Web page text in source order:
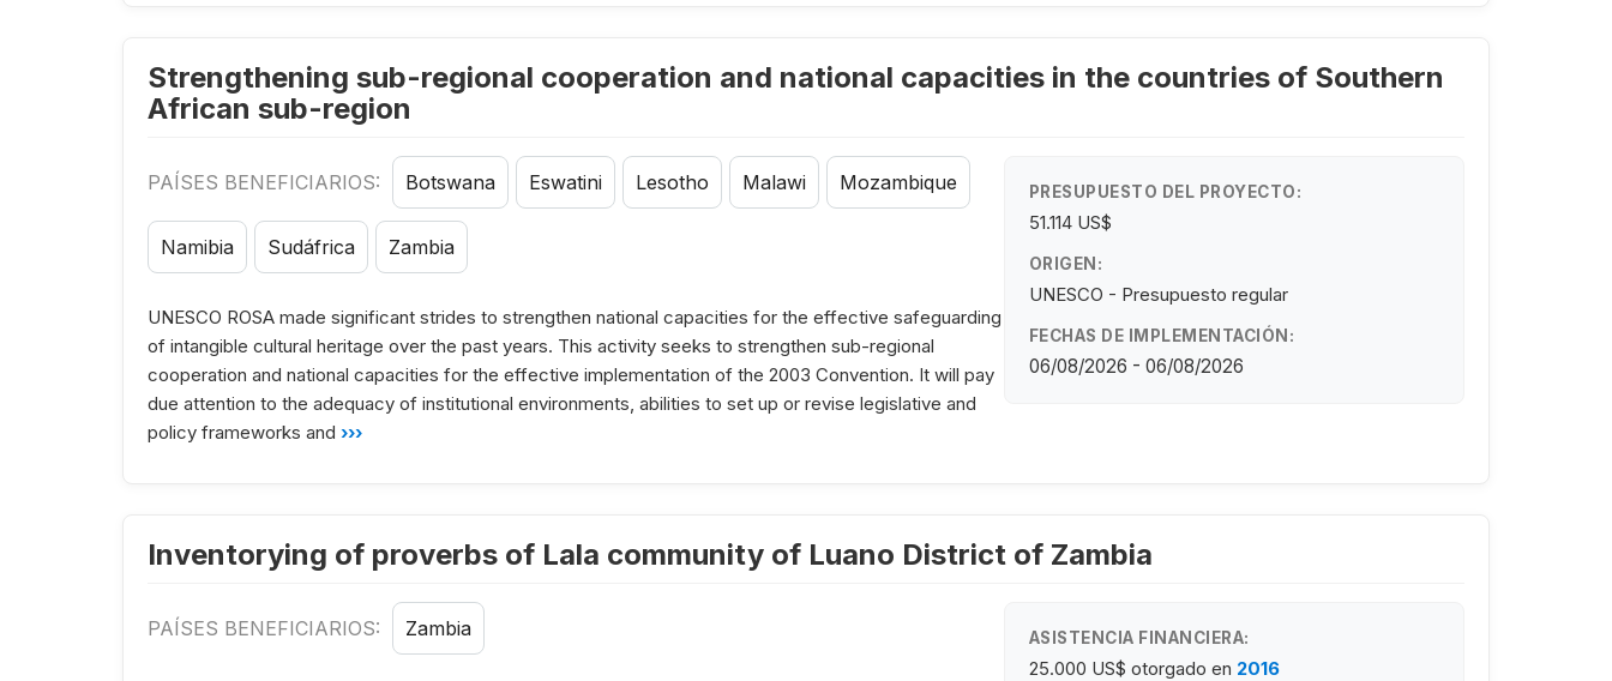
Strengthening sub-regional cooperation and national capacities in the countries of Southern
African sub-region
PAÍSES BENEFICIARIOS: Botswana Eswatini Lesotho Malawi Mozambique
Namibia Sudáfrica Zambia
UNESCO ROSA made significant strides to strengthen national capacities for the effective safeguarding
of intangible cultural heritage over the past years. This activity seeks to strengthen sub-regional
cooperation and national capacities for the effective implementation of the 2003 Convention. It will pay
due attention to the adequacy of institutional environments, abilities to set up or revise legislative and
policy frameworks and ›››
PRESUPUESTO DEL PROYECTO:
51.114 US$
ORIGEN:
UNESCO - Presupuesto regular
FECHAS DE IMPLEMENTACIÓN:
06/08/2026 - 06/08/2026
Inventorying of proverbs of Lala community of Luano District of Zambia
PAÍSES BENEFICIARIOS: Zambia ASISTENCIA FINANCIERA:
25.000 US$ otorgado en 2016